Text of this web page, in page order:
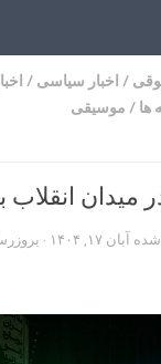
/ اخبار سیاسی /
ها / موسیقی
میدان انقلاب
شده آبان ۱۷, ۱۴۰۴ ·